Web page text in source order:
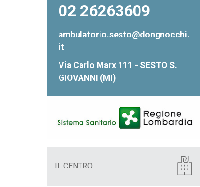
02 26263609
ambulatorio.sesto@dongnocchi.
it
Via Carlo Marx 111 - SESTO S.
GIOVANNI (MI)
IL CENTRO